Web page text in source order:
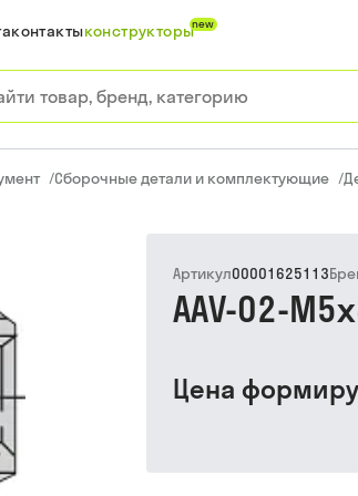
контактыконструкторыnew
/Сборочные детали и комплектующие /
Цена
Артикул00001625113
AAV-02-